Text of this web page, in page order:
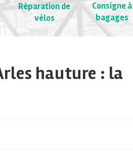
Réparation de
vélos
Consigne à
bagages
hauture : la